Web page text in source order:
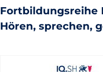
Fortbildungsreihe
Hören, sprechen,